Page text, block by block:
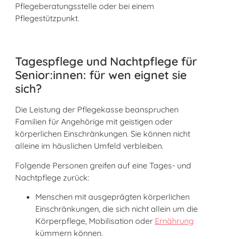
Pflegeberatungsstelle oder bei einem
Pflegestützpunkt.
Tagespflege und Nachtpflege für
Senior:innen: für wen eignet sie
sich?
Die Leistung der Pflegekasse beanspruchen
Familien für Angehörige mit geistigen oder
körperlichen Einschränkungen. Sie können nicht
alleine im häuslichen Umfeld verbleiben.
Folgende Personen greifen auf eine Tages- und
Nachtpflege zurück:
Menschen mit ausgeprägten körperlichen
Einschränkungen, die sich nicht allein um die
Körperpflege, Mobilisation oder Ernährung
kümmern können.